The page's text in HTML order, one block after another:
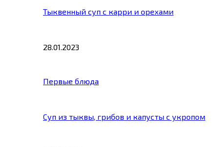
Тыквенный суп с карри и орехами
28.01.2023
Первые блюда
Суп из тыквы, грибов и капусты с укропом